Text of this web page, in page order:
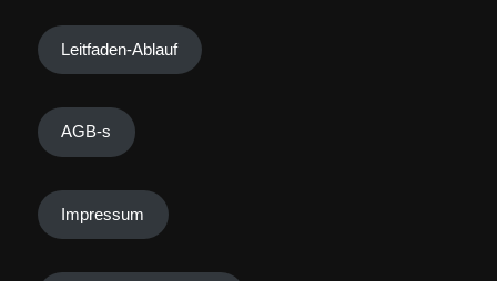
Leitfaden-Ablauf
AGB-s
Impressum